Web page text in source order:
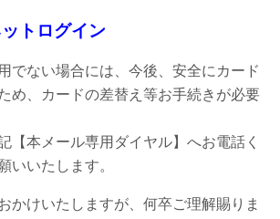
トログイン
でない場合には、今後、安全にカード
め、カードの差替え等お手続きが必要
【本メール専用ダイヤル】へお電話く
いいたします。
かけいたしますが、何卒ご理解賜りま